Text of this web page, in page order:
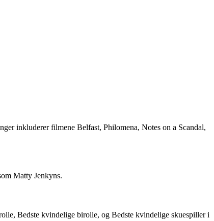
inkluderer filmene Belfast, Philomena, Notes on a Scandal,
Matty Jenkyns.
Bedste kvindelige birolle, og Bedste kvindelige skuespiller i